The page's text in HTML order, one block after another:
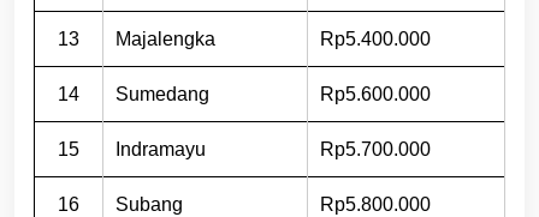
13 Majalengka Rp5.400.000
14 Sumedang Rp5.600.000
15 Indramayu Rp5.700.000
16 Subang Rp5.800.000